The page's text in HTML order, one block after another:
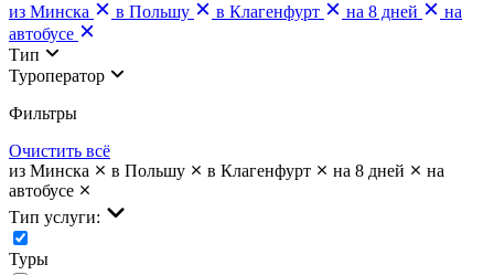
из Минска
в Польшу в Клагенфурт на 8 дней
на
автобусе
Тип
Туроператор
Фильтры
Очистить всё
из Минска
в Польшу в Клагенфурт на 8 дней
на
автобусе
Тип услуги:
Туры